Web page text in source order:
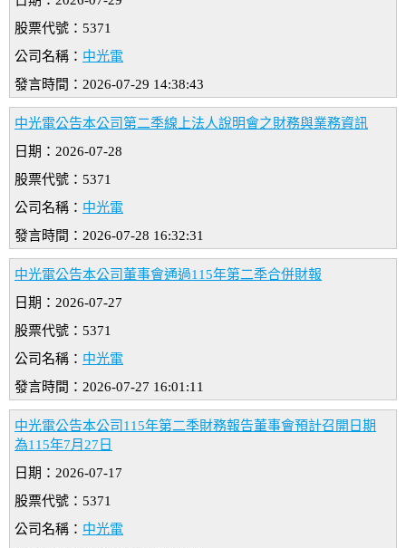
股票代號：5371
公司名稱： 中光電
發言時間：2026-07-29 14:38:43
中光電公告本公司第二季線上法人說明會之財務與業務資訊
日期：2026-07-28
股票代號：5371
公司名稱： 中光電
發言時間：2026-07-28 16:32:31
中光電公告本公司董事會通過115年第二季合併財報
日期：2026-07-27
股票代號：5371
公司名稱： 中光電
發言時間：2026-07-27 16:01:11
中光電公告本公司115年第二季財務報告董事會預計召開日期
為115年7月27日
日期：2026-07-17
股票代號：5371
公司名稱： 中光電